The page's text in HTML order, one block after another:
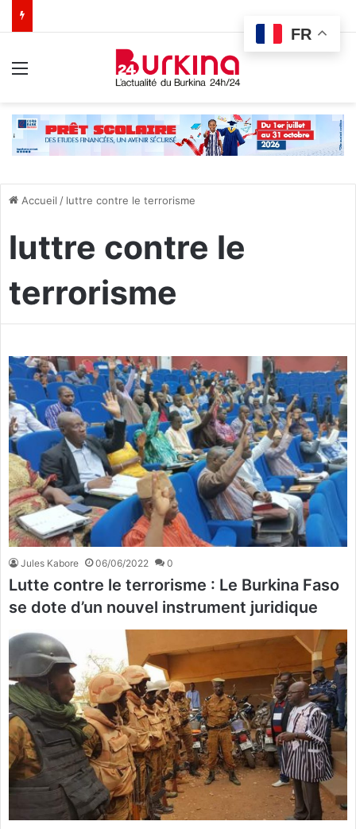
Accueil / luttre contre le terrorisme
luttre contre le
terrorisme
Jules Kabore 06/06/2022 0
Lutte contre le terrorisme : Le Burkina Faso
se dote d’un nouvel instrument juridique
FR